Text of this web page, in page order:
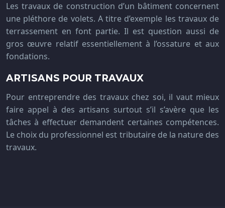
Les travaux de construction d’un bâtiment concernent
une pléthore de volets. A titre d’exemple les travaux de
terrassement en font partie. Il est question aussi de
gros œuvre relatif essentiellement à l’ossature et aux
fondations.
ARTISANS POUR TRAVAUX
Pour entreprendre des travaux chez soi, il vaut mieux
faire appel à des artisans surtout s’il s’avère que les
tâches à effectuer demandent certaines compétences.
Le choix du professionnel est tributaire de la nature des
travaux.